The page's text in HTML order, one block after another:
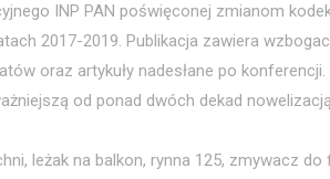
INP PAN poświęconej zmianom
2017-2019. Publikacja zawiera
oraz artykuły nadesłane po
od ponad dwóch dekad
leżak na balkon, rynna 125, zmywacz do